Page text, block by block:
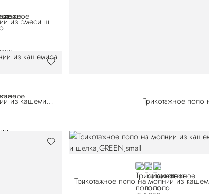
Трикотажное поло на молнии из смеси шерсти и шелка
Трикотажное
Трикотажное поло на молнии из кашемира и шелка
GREEN
BLUEORANGE